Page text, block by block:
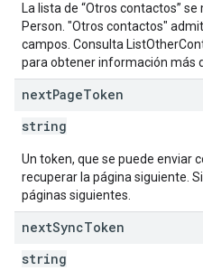
La lista de “Otros contactos”
Person. "Otros contactos"
campos. Consulta
para obtener información más
nextPageToken
string
Un token, que se puede enviar
recuperar la página siguiente.
páginas siguientes.
nextSyncToken
string